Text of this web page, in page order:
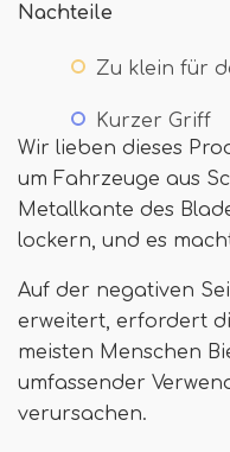
Nachteile
Zu klein für
Kurzer Griff
Wir lieben dieses
um Fahrzeuge aus
Metallkante des
lockern, und es
Auf der negativen
erweitert, erfordert
meisten Menschen
umfassender
verursachen.